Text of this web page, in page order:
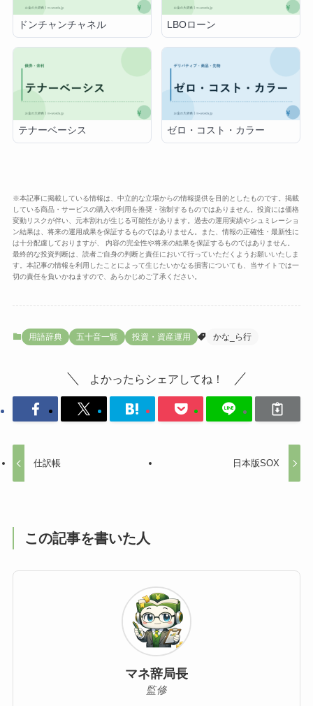
ドンチャンチャネル LBOローン
テナーベーシス ゼロ・コスト・カラー
※本記事に掲載している情報は、中立的な立場からの情報提供を目的としたものです。掲載
している商品・サービスの購入や利用を推奨・強制するものではありません。投資には価格
変動リスクが伴い、元本割れが生じる可能性があります。過去の運用実績やシュミレーショ
ン結果は、将来の運用成果を保証するものではありません。また、情報の正確性・最新性に
は十分配慮しておりますが、 内容の完全性や将来の結果を保証するものではありません。
最終的な投資判断は、読者ご自身の判断と責任において行っていただくようお願いいたしま
す。本記事の情報を利用したことによって生じたいかなる損害についても、当サイトでは一
切の責任を負いかねますので、あらかじめご了承ください。
用語辞典 五十音一覧 投資・資産運用 かな_ら行
よかったらシェアしてね！
仕訳帳 日本版SOX
この記事を書いた人
マネ辞局長
監修